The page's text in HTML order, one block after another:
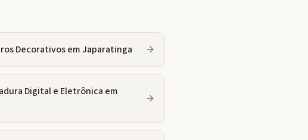
DecorativosemJaparatinga
Digital e Eletrônica em